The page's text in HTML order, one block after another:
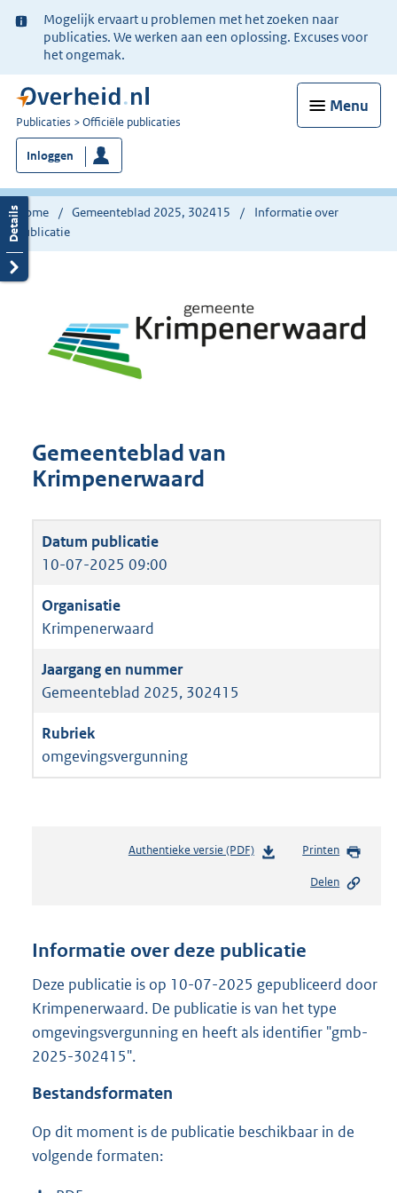
Ter
informatie:
Mogelijk ervaart u problemen met het zoeken naar
publicaties. We werken aan een oplossing. Excuses voor
het ongemak.
Menu
U
bent
nu
hier:
Publicaties Officiële publicaties
Inloggen
Home Gemeenteblad 2025, 302415
Informatie over
publicatie
Gemeenteblad van
Krimpenerwaard
10-07-2025 09:00
Krimpenerwaard
Gemeenteblad 2025, 302415
omgevingsvergunning
Authentieke versie (PDF)b
n
d
s
r
o
:
Printen
Delen
Informatie over deze publicatie
Deze publicatie is op 10-07-2025 gepubliceerd door
Krimpenerwaard. De publicatie is van het type
omgevingsvergunning en heeft als identifier "gmb-
2025-302415".
Bestandsformaten
Op dit moment is de publicatie beschikbaar in de
volgende formaten: